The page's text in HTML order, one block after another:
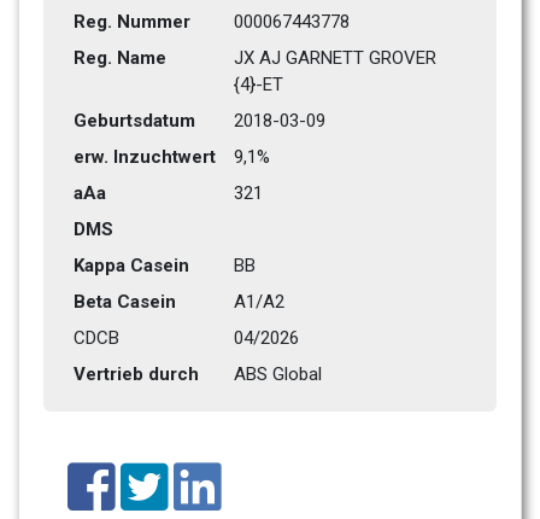
Reg. Nummer
000067443778
Reg. Name
JX AJ GARNETT GROVER
{4}-ET
Geburtsdatum
2018-03-09
erw. Inzuchtwert
9,1%
aAa
321
DMS
Kappa Casein
BB
Beta Casein
A1/A2
CDCB
04/2026
Vertrieb durch
ABS Global